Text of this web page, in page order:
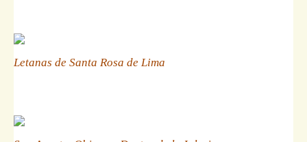
Letanas de Santa Rosa de Lima